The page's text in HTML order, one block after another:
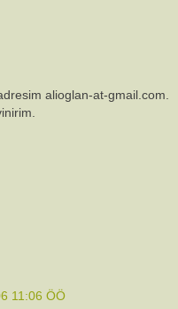
alioglan-at-gmail.com.
11:06 ÖÖ